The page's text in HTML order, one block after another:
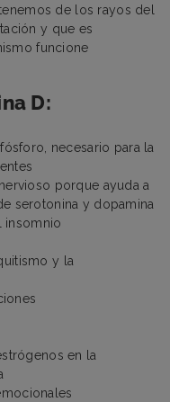
de los rayos del
y que es
funcione
D:
necesario para la
porque ayuda a
serotonina y dopamina
insomnio
y la
en la